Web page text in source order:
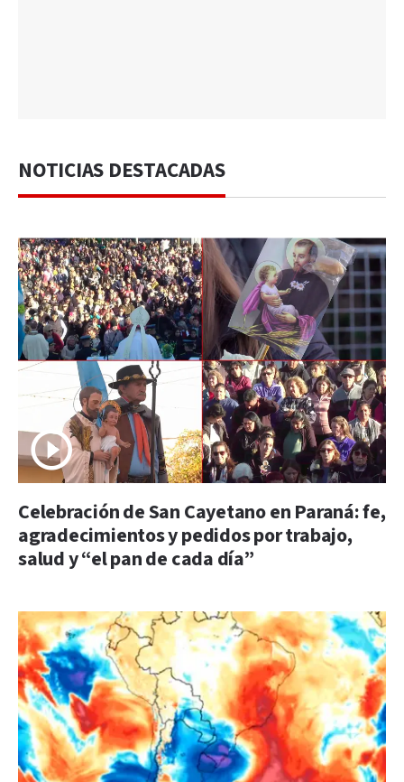
NOTICIAS DESTACADAS
Celebración de San Cayetano en Paraná: fe,
agradecimientos y pedidos por trabajo,
salud y “el pan de cada día”